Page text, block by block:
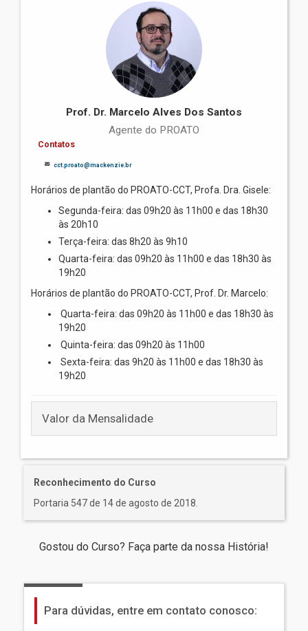
Prof. Dr. Marcelo Alves Dos Santos
Agente do PROATO
Contatos
cct.proato@mackenzie.br
Horários de plantão do PROATO-CCT, Profa. Dra. Gisele:
Segunda-feira: das 09h20 às 11h00 e das 18h30
às 20h10
Terça-feira: das 8h20 às 9h10
Quarta-feira: das 09h20 às 11h00 e das 18h30 às
19h20
Horários de plantão do PROATO-CCT, Prof. Dr. Marcelo:
Quarta-feira: das 09h20 às 11h00 e das 18h30 às
19h20
Quinta-feira: das 09h20 às 11h00
Sexta-feira: das 9h20 às 11h00 e das 18h30 às
19h20
Valor da Mensalidade
Reconhecimento do Curso
Portaria 547 de 14 de agosto de 2018.
Gostou do Curso? Faça parte da nossa História!
Para dúvidas, entre em contato conosco: